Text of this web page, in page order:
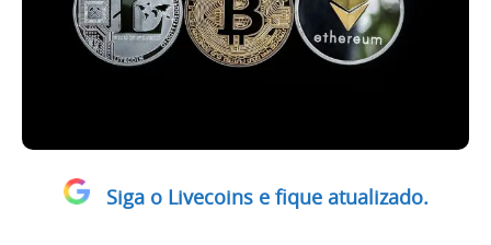
Siga o Livecoins e fique atualizado.